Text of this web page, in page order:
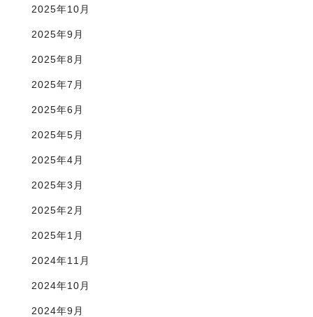
2025年10月
2025年9月
2025年8月
2025年7月
2025年6月
2025年5月
2025年4月
2025年3月
2025年2月
2025年1月
2024年11月
2024年10月
2024年9月